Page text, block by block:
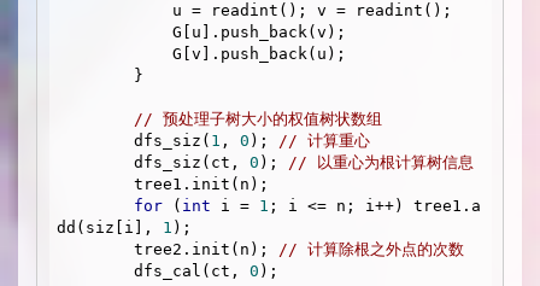
// 预处理子树大小的权值树状数组
        dfs_siz(
1 , 0 ); // 计算重心
        dfs_siz(ct,
0 ); // 以重心为根计算树信息
for ( int i = 1 ; i <= n; i++) tree1.a
dd(siz[i], 1 );
        tree2.init(n);
// 计算除根之外点的次数
        dfs_cal(ct,
0 );